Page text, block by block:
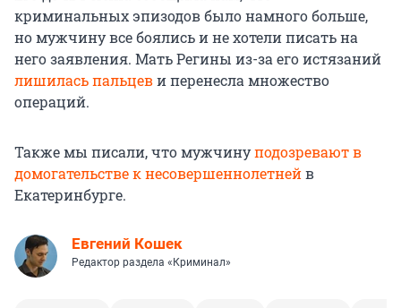
криминальных эпизодов было намного больше,
но мужчину все боялись и не хотели писать на
него заявления. Мать Регины из-за его истязаний
лишилась пальцеви перенесла множество
операций.
Также мы писали, что мужчинуподозревают в
домогательстве к несовершеннолетнейв
Екатеринбурге.
Евгений Кошек
Редактор раздела «Криминал»